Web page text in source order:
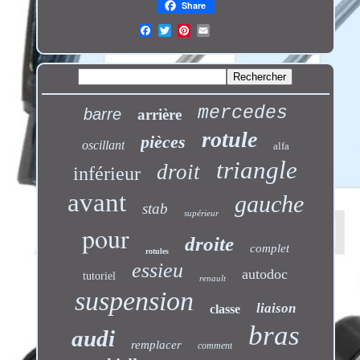
Share
barre arrière mercedes
oscillant pièces rotule alfa
inférieur droit triangle
avant stab supérieur gauche
pour rotules droite complet
tutoriel essieu renault autodoc
suspension classe liaison
audi remplacer comment bras